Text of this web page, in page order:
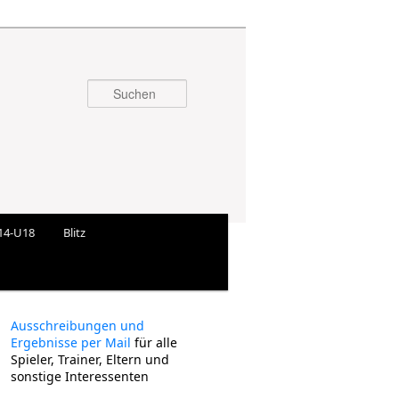
Suchen
U18 Blitz
Ausschreibungen und
Ergebnisse per Mail für alle
Spieler, Trainer, Eltern und
sonstige Interessenten